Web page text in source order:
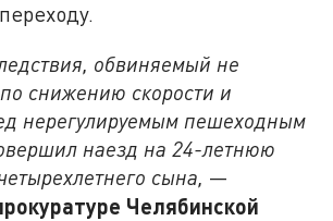
обвиняемый не
снижению скорости и
нерегулируемым пешеходным
наезд на 24-летнюю
сына, —
Челябинской